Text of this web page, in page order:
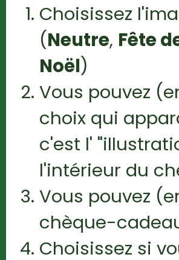
Choisissez
(Neutre, Fête
Noël)
Vous pouvez
choix qui
c'est l'
l'intérieur du
Vous pouvez
chèque-
Choisissez si